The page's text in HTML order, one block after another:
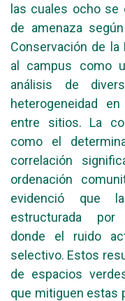
las cuales ocho se
de amenaza
Conservación de la
al campus como
análisis de
heterogeneidad
entre sitios. La
como el
correlación
ordenación
evidenció que
estructurada por
donde el ruido
selectivo. Estos
de espacios
que mitiguen estas